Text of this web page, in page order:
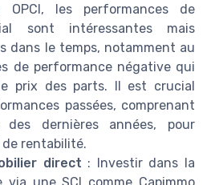
OPCI, les performances de
sont intéressantes mais
dans le temps, notamment au
de performance négative qui
prix des parts. Il est crucial
passées, comprenant
des dernières années, pour
rentabilité.
direct : Investir dans la